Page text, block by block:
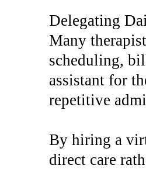
Delegating
Many
scheduling,
assistant for
repetitive
By hiring a
direct care